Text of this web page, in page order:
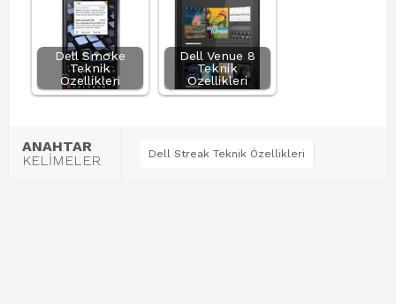
Dell Smoke
Teknik
Özellikleri
Dell Venue 8
Teknik
Özellikleri
ANAHTAR
KELİMELER
Dell Streak Teknik Özellikleri